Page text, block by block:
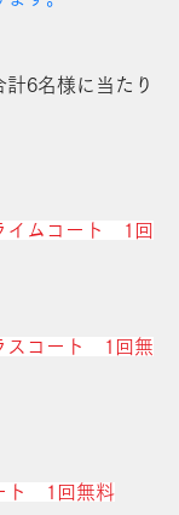
6名様に当たり
イムコート　1回
スコート　1回無
ト　1回無料